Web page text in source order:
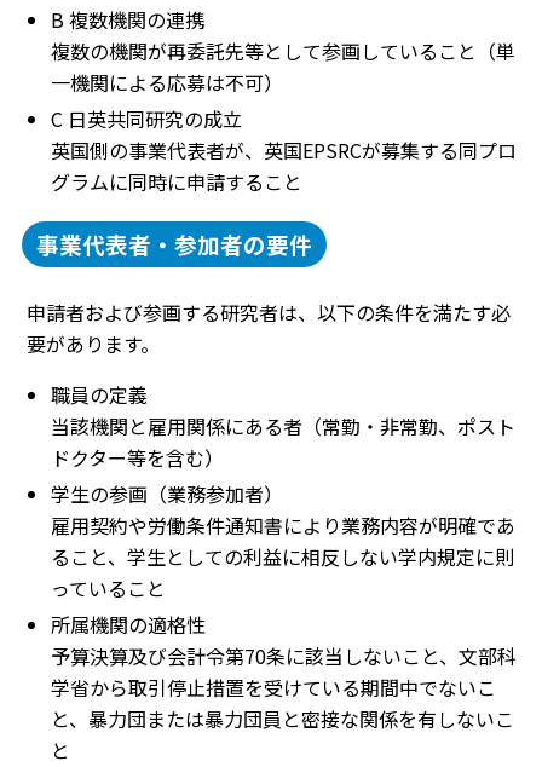
B 複数機関の連携
複数の機関が再委託先等として参画していること（単
一機関による応募は不可）
C 日英共同研究の成立
英国側の事業代表者が、英国EPSRCが募集する同プロ
グラムに同時に申請すること
事業代表者・参加者の要件
申請者および参画する研究者は、以下の条件を満たす必
要があります。
職員の定義
当該機関と雇用関係にある者（常勤・非常勤、ポスト
ドクター等を含む）
学生の参画（業務参加者）
雇用契約や労働条件通知書により業務内容が明確であ
ること、学生としての利益に相反しない学内規定に則
っていること
所属機関の適格性
予算決算及び会計令第70条に該当しないこと、文部科
学省から取引停止措置を受けている期間中でないこ
と、暴力団または暴力団員と密接な関係を有しないこ
と